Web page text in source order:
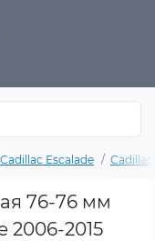
Cadillac Escalade Cadillac
76-76 мм
2006-2015